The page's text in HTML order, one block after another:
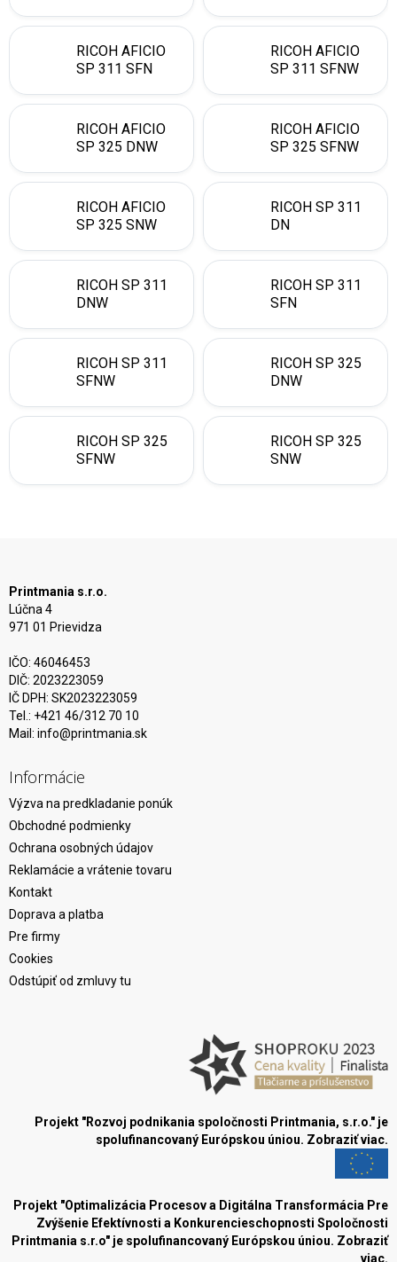
RICOH AFICIO
SP 311 SFN
RICOH AFICIO
SP 311 SFNW
RICOH AFICIO
SP 325 DNW
RICOH AFICIO
SP 325 SFNW
RICOH AFICIO
SP 325 SNW
RICOH SP 311
DN
RICOH SP 311
DNW
RICOH SP 311
SFN
RICOH SP 311
SFNW
RICOH SP 325
DNW
RICOH SP 325
SFNW
RICOH SP 325
SNW
Printmania s.r.o.
Lúčna 4
971 01 Prievidza
IČO: 46046453
DIČ: 2023223059
IČ DPH: SK2023223059
Tel.: +421 46/312 70 10
Mail: info@printmania.sk
Informácie
Výzva na predkladanie ponúk
Obchodné podmienky
Ochrana osobných údajov
Reklamácie a vrátenie tovaru
Kontakt
Doprava a platba
Pre firmy
Cookies
Odstúpiť od zmluvy tu
Projekt "Rozvoj podnikania spoločnosti Printmania, s.r.o." je
spolufinancovaný Európskou úniou. Zobraziť viac.
Projekt "Optimalizácia Procesov a Digitálna Transformácia Pre
Zvýšenie Efektívnosti a Konkurencieschopnosti Spoločnosti
Printmania s.r.o" je spolufinancovaný Európskou úniou. Zobraziť
viac.